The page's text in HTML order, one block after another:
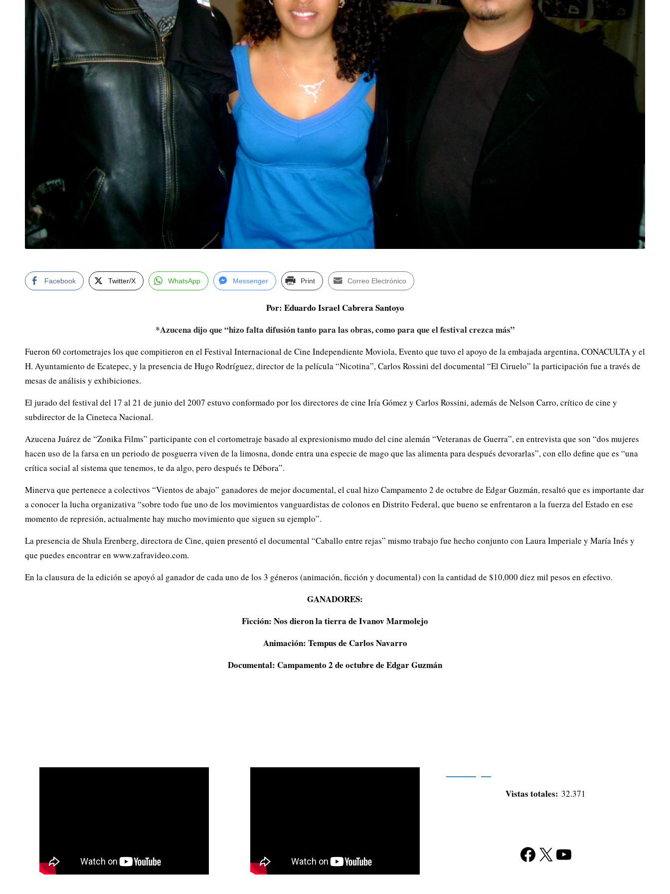
Facebook Twitter/X WhatsApp Messenger Print Correo Electrónico
Por: Eduardo Israel Cabrera Santoyo
*Azucena dijo que “hizo falta difusión tanto para las obras, como para que el festival crezca más”
Fueron 60 cortometrajes los que compitieron en el Festival Internacional de Cine Independiente Moviola, Evento que tuvo el apoyo de la embajada argentina, CONACULTA y el
H. Ayuntamiento de Ecatepec, y la presencia de Hugo Rodríguez, director de la película “Nicotina”, Carlos Rossini del documental “El Ciruelo” la participación fue a través de
mesas de análisis y exhibiciones.
El jurado del festival del 17 al 21 de junio del 2007 estuvo conformado por los directores de cine Iría Gómez y Carlos Rossini, además de Nelson Carro, crítico de cine y
subdirector de la Cineteca Nacional.
Azucena Juárez de “Zonika Films” participante con el cortometraje basado al expresionismo mudo del cine alemán “Veteranas de Guerra”, en entrevista que son “dos mujeres
hacen uso de la farsa en un periodo de posguerra viven de la limosna, donde entra una especie de mago que las alimenta para después devorarlas”, con ello define que es “una
crítica social al sistema que tenemos, te da algo, pero después te Débora”.
Minerva que pertenece a colectivos “Vientos de abajo” ganadores de mejor documental, el cual hizo Campamento 2 de octubre de Edgar Guzmán, resaltó que es importante dar
a conocer la lucha organizativa “sobre todo fue uno de los movimientos vanguardistas de colonos en Distrito Federal, que bueno se enfrentaron a la fuerza del Estado en ese
momento de represión, actualmente hay mucho movimiento que siguen su ejemplo”.
La presencia de Shula Erenberg, directora de Cine, quien presentó el documental “Caballo entre rejas” mismo trabajo fue hecho conjunto con Laura Imperiale y María Inés y
que puedes encontrar en www.zafravideo.com.
En la clausura de la edición se apoyó al ganador de cada uno de los 3 géneros (animación, ficción y documental) con la cantidad de $10,000 diez mil pesos en efectivo.
GANADORES:
Ficción: Nos dieron la tierra de Ivanov Marmolejo
Animación: Tempus de Carlos Navarro
Documental: Campamento 2 de octubre de Edgar Guzmán
Vistas totales:32.371
Facebook
X YouTube